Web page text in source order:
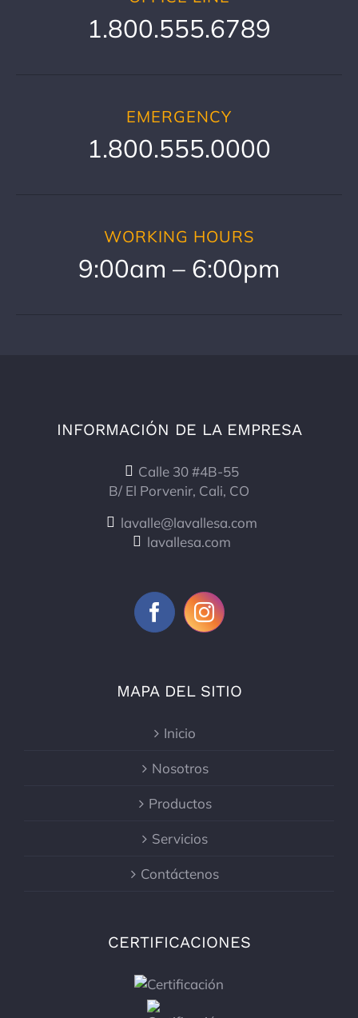
1.800.555.6789
EMERGENCY
1.800.555.0000
WORKING HOURS
9:00am – 6:00pm
INFORMACIÓN DE LA EMPRESA
Calle 30 #4B-55
B/ El Porvenir, Cali, CO
lavalle@lavallesa.com
lavallesa.com
MAPA DEL SITIO
Inicio
Nosotros
Productos
Servicios
Contáctenos
CERTIFICACIONES